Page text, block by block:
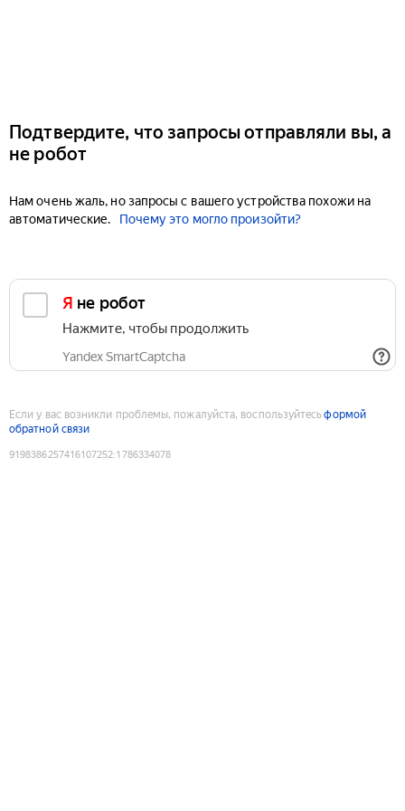
Подтвердите, что запросы отправляли вы, а
не робот
Нам очень жаль, но запросы с вашего устройства похожи на
автоматические.
Почему это могло произойти?
Я не робот
Нажмите, чтобы продолжить
Yandex SmartCaptcha
Если у вас возникли проблемы, пожалуйста, воспользуйтесьформой
обратной связи
9198386257416107252:1786334078